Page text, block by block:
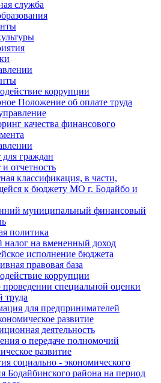
служба
коррупции
Положение об оплате труда
качества финансового
граждан
отчетность
классификация, в части,
к бюджету МО г. Бодайбо и
муниципальный финансовый
политика
на вмененный доход
исполнение бюджета
правовая база
коррупции
проведении специальной оценки
труда
для предпринимателей
развитие
деятельность
о передаче полномочий
развитие
социально - экономического
Бодайбинского района на период